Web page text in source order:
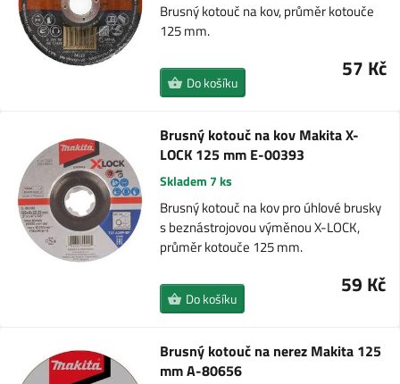
Brusný kotouč na kov, průměr kotouče
125 mm.
57 Kč
Do košíku
Brusný kotouč na kov Makita X-
LOCK 125 mm E-00393
Skladem 7 ks
Brusný kotouč na kov pro úhlové brusky
s beznástrojovou výměnou X-LOCK,
průměr kotouče 125 mm.
59 Kč
Do košíku
Brusný kotouč na nerez Makita 125
mm A-80656